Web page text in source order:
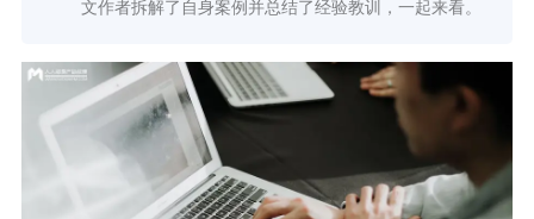
文作者拆解了自身案例并总结了经验教训，一起来看。